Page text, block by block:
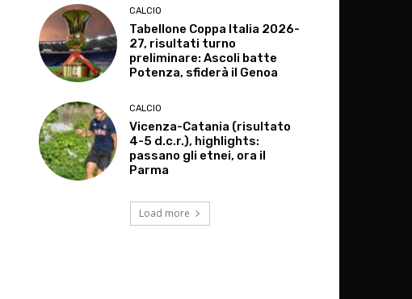
CALCIO
Tabellone Coppa Italia 2026-
27, risultati turno
preliminare: Ascoli batte
Potenza, sfiderà il Genoa
CALCIO
Vicenza-Catania (risultato
4-5 d.c.r.), highlights:
passano gli etnei, ora il
Parma
Load more